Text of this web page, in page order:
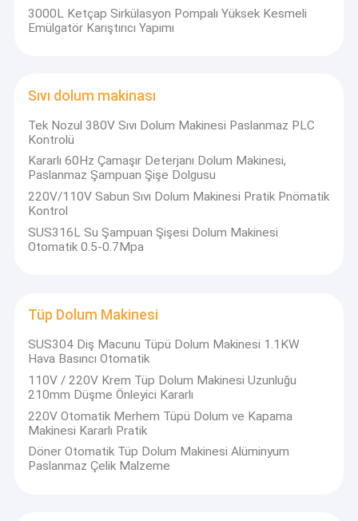
3000L Ketçap Sirkülasyon Pompalı Yüksek Kesmeli
Emülgatör Karıştırıcı Yapımı
Sıvı dolum makinası
Tek Nozul 380V Sıvı Dolum Makinesi Paslanmaz PLC
Kontrolü
Kararlı 60Hz Çamaşır Deterjanı Dolum Makinesi,
Paslanmaz Şampuan Şişe Dolgusu
220V/110V Sabun Sıvı Dolum Makinesi Pratik Pnömatik
Kontrol
SUS316L Su Şampuan Şişesi Dolum Makinesi
Otomatik 0.5-0.7Mpa
Tüp Dolum Makinesi
SUS304 Diş Macunu Tüpü Dolum Makinesi 1.1KW
Hava Basıncı Otomatik
110V / 220V Krem Tüp Dolum Makinesi Uzunluğu
210mm Düşme Önleyici Kararlı
220V Otomatik Merhem Tüpü Dolum ve Kapama
Makinesi Kararlı Pratik
Döner Otomatik Tüp Dolum Makinesi Alüminyum
Paslanmaz Çelik Malzeme